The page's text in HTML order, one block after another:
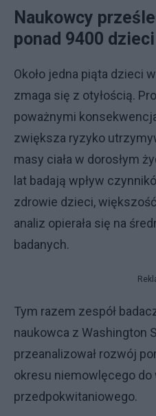
Naukowcy
ponad 9400 dzieci
Około jedna piąta dzieci
zmaga się z otyłością.
poważnymi
zwiększa ryzyko
masy ciała w dorosłym
lat badają wpływ
zdrowie dzieci,
analiz opierała się na
badanych.
Tym razem zespół
naukowca z Washington
przeanalizował rozwój
okresu niemowlęcego do
przedpokwitaniowego.